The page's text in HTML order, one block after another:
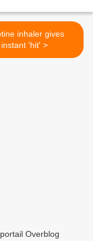
inhaler gives
instant 'hit' >
Overblog